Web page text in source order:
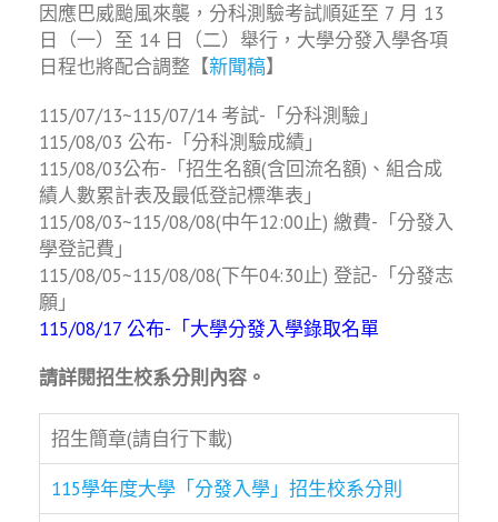
因應巴威颱風來襲，分科測驗考試順延至 7 月 13
日（一）至 14 日（二）舉行，大學分發入學各項
日程也將配合調整【新聞稿】
115/07/13~115/07/14 考試-「分科測驗」
115/08/03 公布-「分科測驗成績」
115/08/03公布-「招生名額(含回流名額)、組合成
績人數累計表及最低登記標準表」
115/08/03~115/08/08(中午12:00止) 繳費-「分發入
學登記費」
115/08/05~115/08/08(下午04:30止) 登記-「分發志
願」
115/08/17 公布-「大學分發入學錄取名單
請詳閱招生校系分則內容。
招生簡章(請自行下載)
115學年度大學「分發入學」招生校系分則